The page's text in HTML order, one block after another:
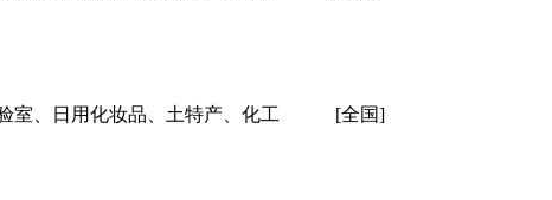
室、日用化妆品、土特产、化工
[全国]